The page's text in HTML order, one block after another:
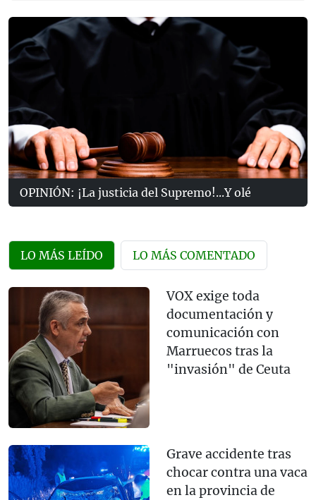
OPINIÓN: ¡La justicia del Supremo!...Y olé
LO MÁS LEÍDO LO MÁS COMENTADO
VOX exige toda
documentación y
comunicación con
Marruecos tras la
"invasión" de Ceuta
Grave accidente tras
chocar contra una vaca
en la provincia de